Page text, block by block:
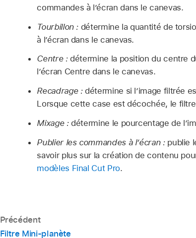
commandes à lʼécran dans le canevas.
Tourbillon : détermine la quantité de
à lʼécran dans le canevas.
Centre :détermine la position du centre
lʼécran Centre dans le canevas.
Recadrage :détermine si l’image filtrée
Lorsque cette case est décochée, le
Mixage :détermine le pourcentage de
Publier les commandes à l’écran :publie
savoir plus sur la création de contenu
modèles Final Cut Pro.
Précédent
Filtre Mini-planète